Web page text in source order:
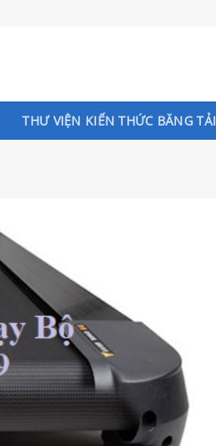
THƯ VIỆN KIẾN THỨC BĂNG TẢI